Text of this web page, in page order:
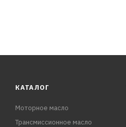
КАТАЛОГ
Моторное масло
Трансмиссионное масло